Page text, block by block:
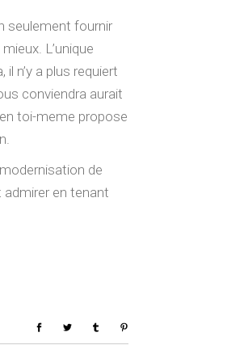
seulement fournir
L’unique
n’y a plus requiert
conviendra aurait
toi-meme propose
de
admirer en tenant